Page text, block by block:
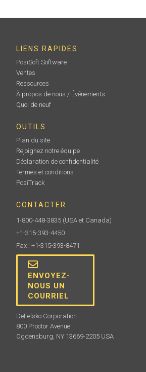
LIENS RAPIDES
PosiSoft Software
Ventes
Ressources
À propos de nous / Événements
Quoi de neuf
OUTILS
Plan du site
Rejoignez notre équipe
Déclaration de confidentialité
Termes et conditions
PosiTrack
CONTACTER
1-800-448-3835 (USA et Canada)
+1-315-393-4450
Fax : +1-315-393-8471
ENVOYEZ-
NOUS UN
COURRIEL
DeFelsko Corporation
800 Proctor Avenue
Ogdensburg, NY 13669-2205 USA